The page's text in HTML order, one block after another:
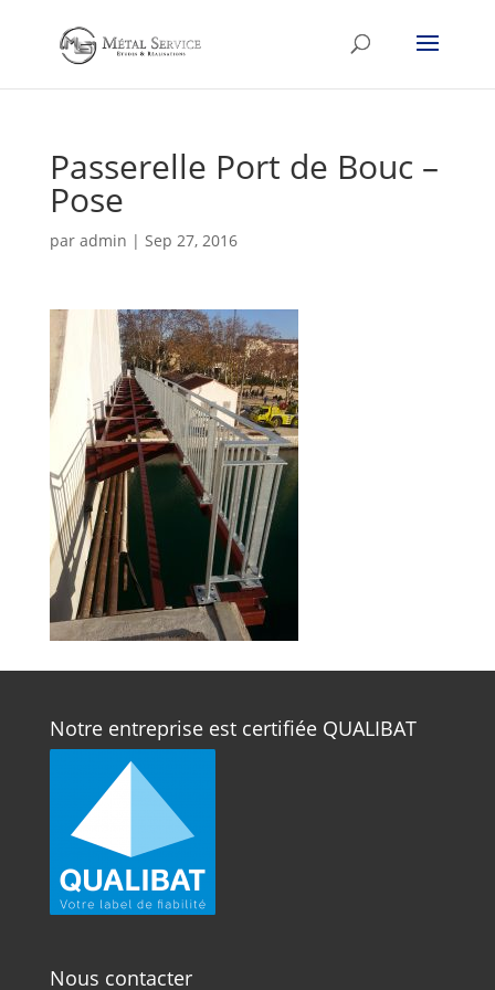
Passerelle Port de Bouc –
Pose
par admin | Sep 27, 2016
Notre entreprise est certifiée QUALIBAT
Nous contacter